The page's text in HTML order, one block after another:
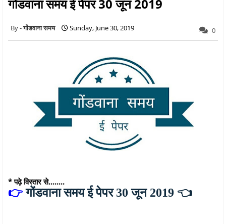
गोंडवाना समय ई पेपर 30 जून 2019
गोंडवाना समय Sunday, June 30, 2019 0
* पढ़े विस्तार से........
👉 गोंडवाना समय ई पेपर 30 जून 2019 👈